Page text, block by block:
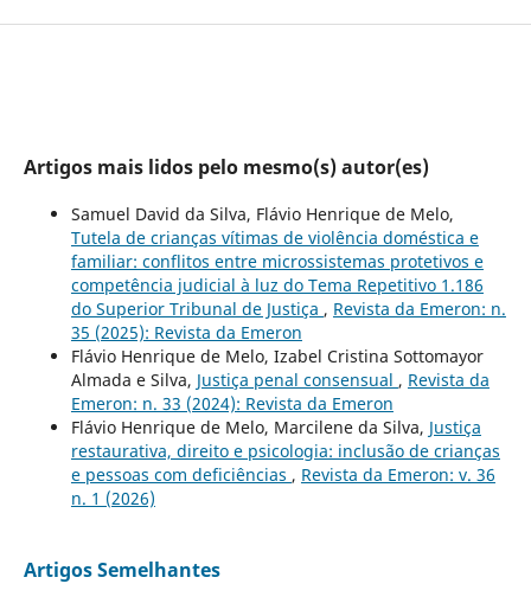
Artigos mais lidos pelo mesmo(s) autor(es)
Samuel David da Silva, Flávio Henrique de Melo,
Tutela de crianças vítimas de violência doméstica e
familiar: conflitos entre microssistemas protetivos e
competência judicial à luz do Tema Repetitivo 1.186
do Superior Tribunal de Justiça , Revista da Emeron: n.
35 (2025): Revista da Emeron
Flávio Henrique de Melo, Izabel Cristina Sottomayor
Almada e Silva, Justiça penal consensual , Revista da
Emeron: n. 33 (2024): Revista da Emeron
Flávio Henrique de Melo, Marcilene da Silva, Justiça
restaurativa, direito e psicologia: inclusão de crianças
e pessoas com deficiências , Revista da Emeron: v. 36
n. 1 (2026)
Artigos Semelhantes